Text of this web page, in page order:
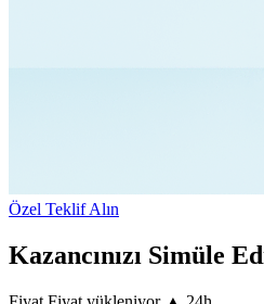
Özel Teklif Alın
Kazancınızı Simüle